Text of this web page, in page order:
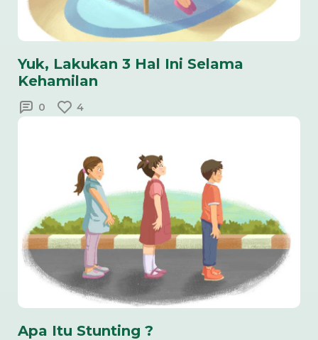
Yuk, Lakukan 3 Hal Ini Selama
Kehamilan
0 4
Apa Itu Stunting ?